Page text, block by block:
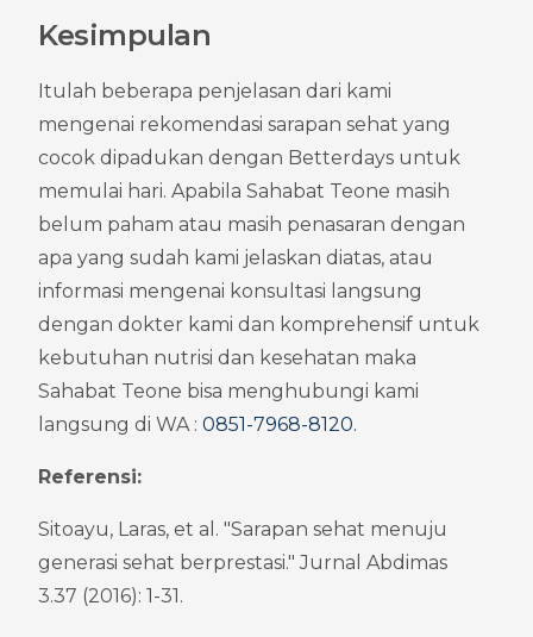
Kesimpulan
Itulah beberapa penjelasan dari kami
mengenai rekomendasi sarapan sehat yang
cocok dipadukan dengan Betterdays untuk
memulai hari. Apabila Sahabat Teone masih
belum paham atau masih penasaran dengan
apa yang sudah kami jelaskan diatas, atau
informasi mengenai konsultasi langsung
dengan dokter kami dan komprehensif untuk
kebutuhan nutrisi dan kesehatan maka
Sahabat Teone bisa menghubungi kami
langsung di WA : 0851-7968-8120.
Referensi:
Sitoayu, Laras, et al. "Sarapan sehat menuju
generasi sehat berprestasi." Jurnal Abdimas
3.37 (2016): 1-31.